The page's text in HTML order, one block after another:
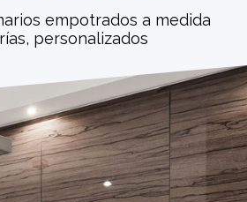
empotrados a medida
personalizados